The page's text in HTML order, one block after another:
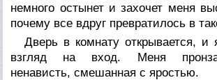
немного остынет и захочет меня
почему все вдруг превратилось в
Дверь в комнату открывается, и
взгляд на вход. Меня
ненависть, смешанная с яростью.